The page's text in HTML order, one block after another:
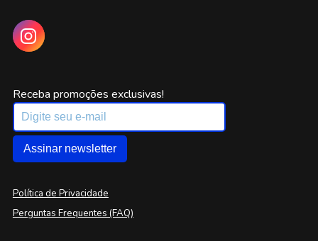
Receba promoções exclusivas!
Assinar newsletter
Política de Privacidade
Perguntas Frequentes (FAQ)